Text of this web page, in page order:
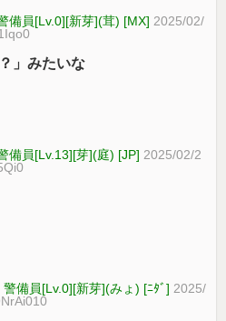
備員[Lv.0][新芽](茸) [MX] 2025/02/
」みたいな
備員[Lv.13][芽](庭) [JP] 2025/02/2
備員[Lv.0][新芽](みょ) [ﾆﾀﾞ] 2025/